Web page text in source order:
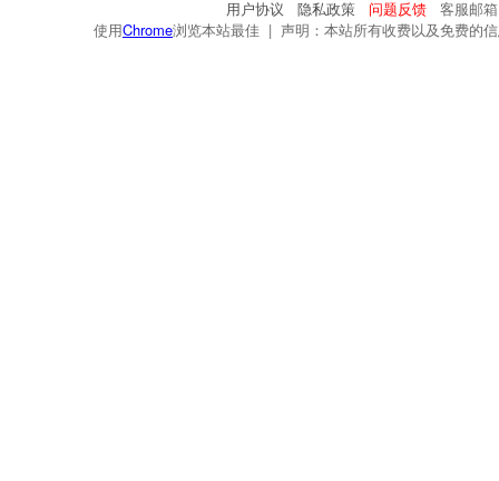
用户协议 隐私政策 问题反馈
客服邮
使用Chrome浏览本站最佳 | 声明：本站所有收费以及免费的